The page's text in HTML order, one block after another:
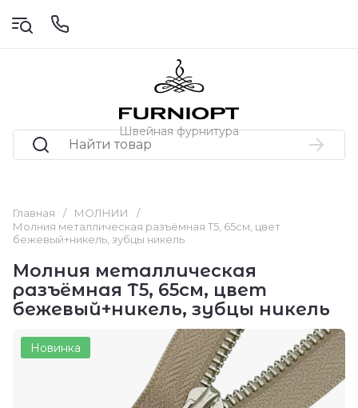
Швейная фурнитура
Главная / МОЛНИИ
/
Молния металлическая разъёмная Т5, 65см, цвет
бежевый+никель, зубцы никель
Молния металлическая
разъёмная Т5, 65см, цвет
бежевый+никель, зубцы никель
Новинка